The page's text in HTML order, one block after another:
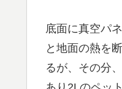
底面に真空パ
と地面の熱を
るが、その分